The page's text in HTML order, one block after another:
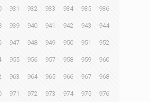
931 932 933 934 935 936
939 940 941 942 943 944
947 948 949 950 951 952
955 956 957 958 959 960
963 964 965 966 967 968
971 972 973 974 975 976